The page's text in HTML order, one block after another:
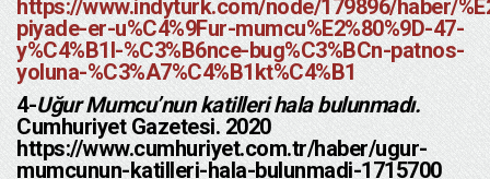
https://www.indyturk.com/node/179896/haber/
piyade-er-u%C4%9Fur-mumcu%E2%80%9D-47-
y%C4%B1l-%C3%B6nce-bug%C3%BCn-patnos-
yoluna-%C3%A7%C4%B1kt%C4%B1
4-Uğur Mumcu’nun katilleri hala bulunmadı.
Cumhuriyet Gazetesi. 2020
https://www.cumhuriyet.com.tr/haber/ugur-
mumcunun-katilleri-hala-bulunmadi-1715700